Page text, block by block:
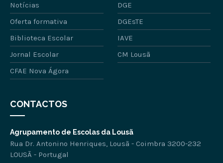
Notícias
DGE
Oferta formativa
DGEsTE
Biblioteca Escolar
IAVE
Jornal Escolar
CM Lousã
CFAE Nova Ágora
CONTACTOS
Agrupamento de Escolas da Lousã
Rua Dr. Antonino Henriques, Lousã - Coimbra 3200-232
LOUSÃ - Portugal